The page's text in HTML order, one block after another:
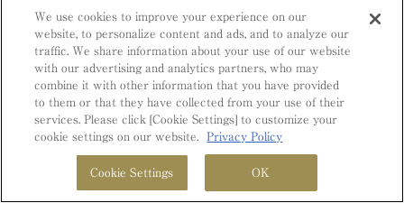
ては３箇月経過後処分いたします。ただし、
衛生環境を損なう飲食物、たばこ、雑誌等は
即日処分します。
当ホテルは、置き忘れられた手荷物又は携帯
品について、適切な処理を行うため、その中
身を点検できるものといたします。
アクセス 電話
We use cookies to improve your experience on our
website, to personalize content and ads, and to analyze our
traffic. We share information about your use of our website
with our advertising and analytics partners, who may
combine it with other information that you have provided
to them or that they have collected from your use of their
services. Please click [Cookie Settings] to customize your
cookie settings on our website.
Privacy Policy
Cookie Settings OK